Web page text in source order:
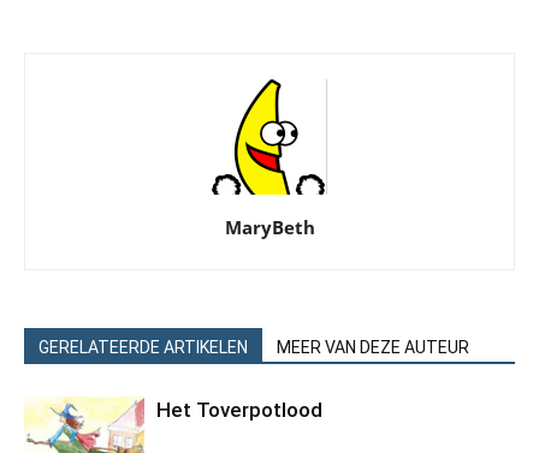
MaryBeth
GERELATEERDE ARTIKELEN MEER VAN DEZE AUTEUR
Het Toverpotlood